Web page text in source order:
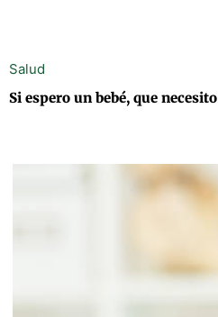
Salud
Si espero un bebé, que